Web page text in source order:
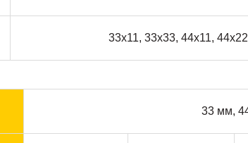
33х11, 33х33, 44х11,
33 мм,